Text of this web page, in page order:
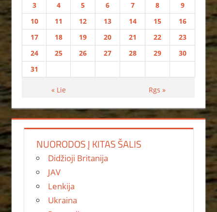
3
4 5 6 7 8
9
10
11 12 13 14 15
16
17
18 19 20 21 22
23
24
25 26 27 28 29
30
31
« Lie Rgs »
NUORODOS Į KITAS ŠALIS
Didžioji Britanija
JAV
Lenkija
Ukraina